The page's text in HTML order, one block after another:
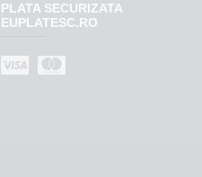
PLATA SECURIZATA
EUPLATESC.RO